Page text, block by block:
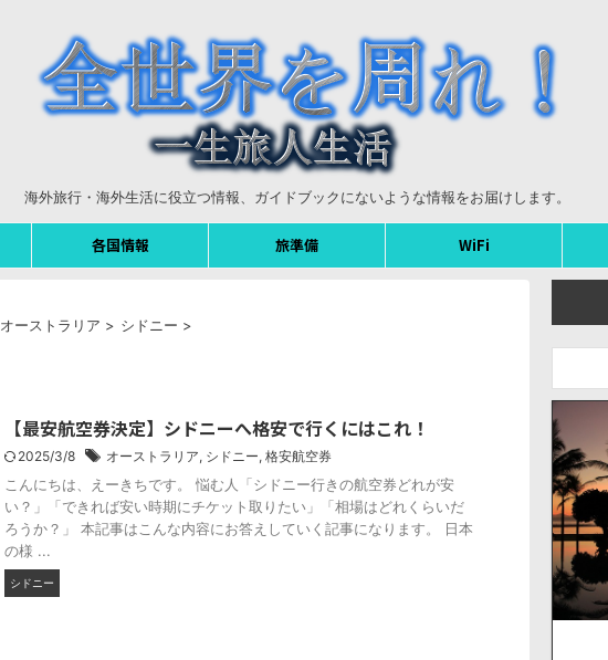
海外旅行・海外生活に役立つ情報、ガイドブックにないような情報をお届けします。
各国情報 旅準備 WiFi
オーストラリア > シドニー >
【最安航空券決定】シドニーへ格安で行くにはこれ！
2025/3/8 オーストラリア, シドニー, 格安航空券
こんにちは、えーきちです。 悩む人「シドニー行きの航空券どれが安
い？」「できれば安い時期にチケット取りたい」「相場はどれくらいだ
ろうか？」 本記事はこんな内容にお答えしていく記事になります。 日本
の様 ...
シドニー